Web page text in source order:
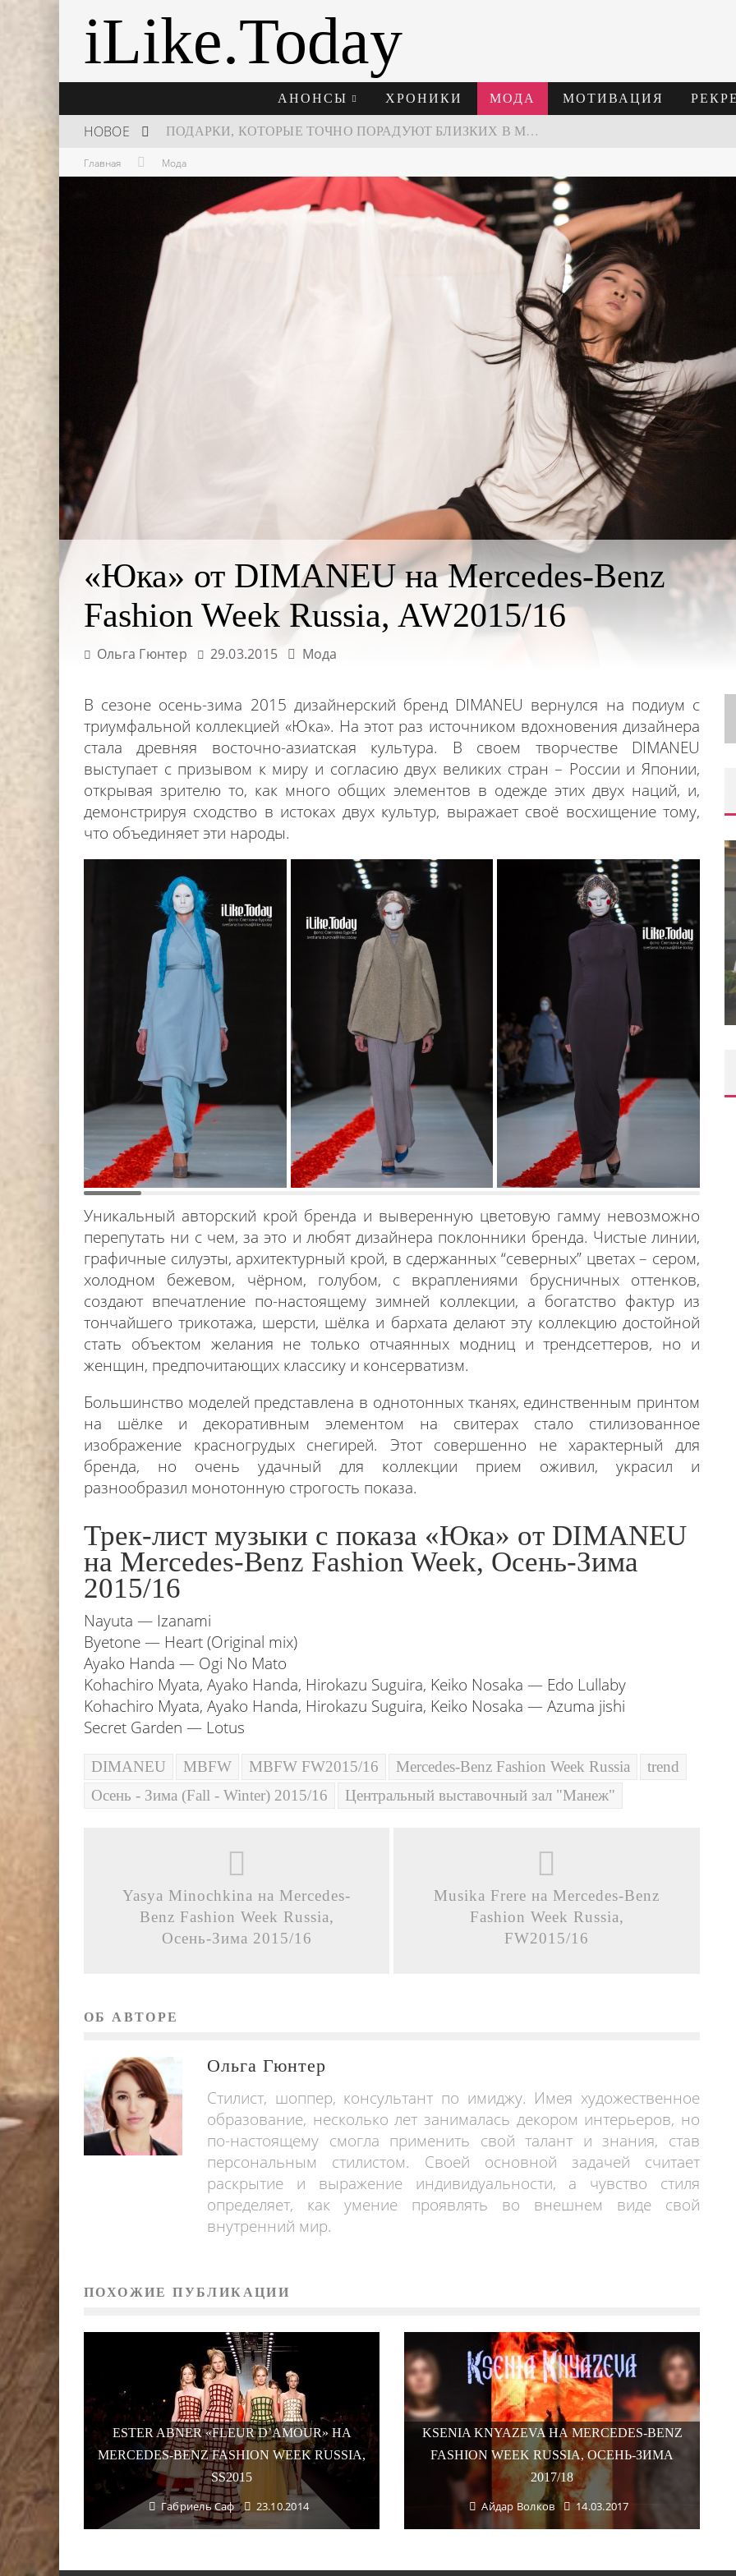
iLike.Today
АНОНСЫ ХРОНИКИ МОДА МОТИВАЦИЯ
НОВОЕ В МОСКВЕ СОСТОЯЛСЯ ПЯТЫЙ СЕЗОН НЕДЕЛИ ВЫСОКОЙ МОДЫ РОССИИ
ШКОЛА ШЕФА: КУХНЯ НОВОГО ВРЕМЕНИ 2026
ПОДАРКИ, КОТОРЫЕ ТОЧНО ПОРАДУЮТ БЛИЗКИХ В МАЙСКИЕ ПРАЗДНИКИ
Главная Мода
«Юка» от DIMANEU на Mercedes-Benz
Fashion Week Russia, AW2015/16
Ольга Гюнтер 29.03.2015 Мода
В сезоне осень-зима 2015 дизайнерский бренд DIMANEU вернулся на подиум с
триумфальной коллекцией «Юка». На этот раз источником вдохновения дизайнера
стала древняя восточно-азиатская культура. В своем творчестве DIMANEU
выступает с призывом к миру и согласию двух великих стран – России и Японии,
открывая зрителю то, как много общих элементов в одежде этих двух наций, и,
демонстрируя сходство в истоках двух культур, выражает своё восхищение тому,
что объединяет эти народы.
Уникальный авторский крой бренда и выверенную цветовую гамму невозможно
перепутать ни с чем, за это и любят дизайнера поклонники бренда. Чистые линии,
графичные силуэты, архитектурный крой, в сдержанных “северных” цветах – сером,
холодном бежевом, чёрном, голубом, с вкраплениями брусничных оттенков,
создают впечатление по-настоящему зимней коллекции, а богатство фактур из
тончайшего трикотажа, шерсти, шёлка и бархата делают эту коллекцию достойной
стать объектом желания не только отчаянных модниц и трендсеттеров, но и
женщин, предпочитающих классику и консерватизм.
Большинство моделей представлена в однотонных тканях, единственным принтом
на шёлке и декоративным элементом на свитерах стало стилизованное
изображение красногрудых снегирей. Этот совершенно не характерный для
бренда, но очень удачный для коллекции прием оживил, украсил и
разнообразил монотонную строгость показа.
Трек-лист музыки с показа «Юка» от DIMANEU
на Mercedes-Benz Fashion Week, Осень-Зима
2015/16
Nayuta — Izanami
Byetone — Heart (Original mix)
Ayako Handa — Ogi No Mato
Kohachiro Myata, Ayako Handa, Hirokazu Suguira, Keiko Nosaka — Edo Lullaby
Kohachiro Myata, Ayako Handa, Hirokazu Suguira, Keiko Nosaka — Azuma jishi
Secret Garden — Lotus
DIMANEU MBFW MBFW FW2015/16 Mercedes-Benz Fashion Week Russia
trend
Осень - Зима (Fall - Winter) 2015/16
Центральный выставочный зал "Манеж"
Yasya Minochkina на Mercedes-
Benz Fashion Week Russia,
Осень-Зима 2015/16
Musika Frere на Mercedes-Benz
Fashion Week Russia,
FW2015/16
ОБ АВТОРЕ
Ольга Гюнтер
Стилист, шоппер, консультант по имиджу. Имея художественное
образование, несколько лет занималась декором интерьеров, но
по-настоящему смогла применить свой талант и знания, став
персональным стилистом. Своей основной задачей считает
раскрытие и выражение индивидуальности, а чувство стиля
определяет, как умение проявлять во внешнем виде свой
внутренний мир.
ПОХОЖИЕ ПУБЛИКАЦИИ
ESTER ABNER «FLEUR D’AMOUR» НА
MERCEDES-BENZ FASHION WEEK RUSSIA,
SS2015
Габриель Саф 23.10.2014
KSENIA KNYAZEVA НА MERCEDES-BENZ
FASHION WEEK RUSSIA, ОСЕНЬ-ЗИМА
2017/18
Айдар Волков 14.03.2017
DJ НИККА ЛОРАК (NIKKA LORAK)
СТАЛА ХЕДЛАЙНЕРОМ ФЕСТИВАЛЯ
Editor iLike.Today 15.07.2024
ШКОЛА ШЕФА: КУХНЯ НОВОГО
ВРЕМЕНИ 2026
Editor iLike.Today 09.06.2026